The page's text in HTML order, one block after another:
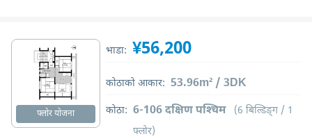
फ्लोर योजना
भाडा: ¥56,200
कोठाको आकार: 53.96m² / 3DK
कोठा: 6-106 दक्षिण पश्चिम
(6 बिल्डिङ्ग / 1
फ्लोर)